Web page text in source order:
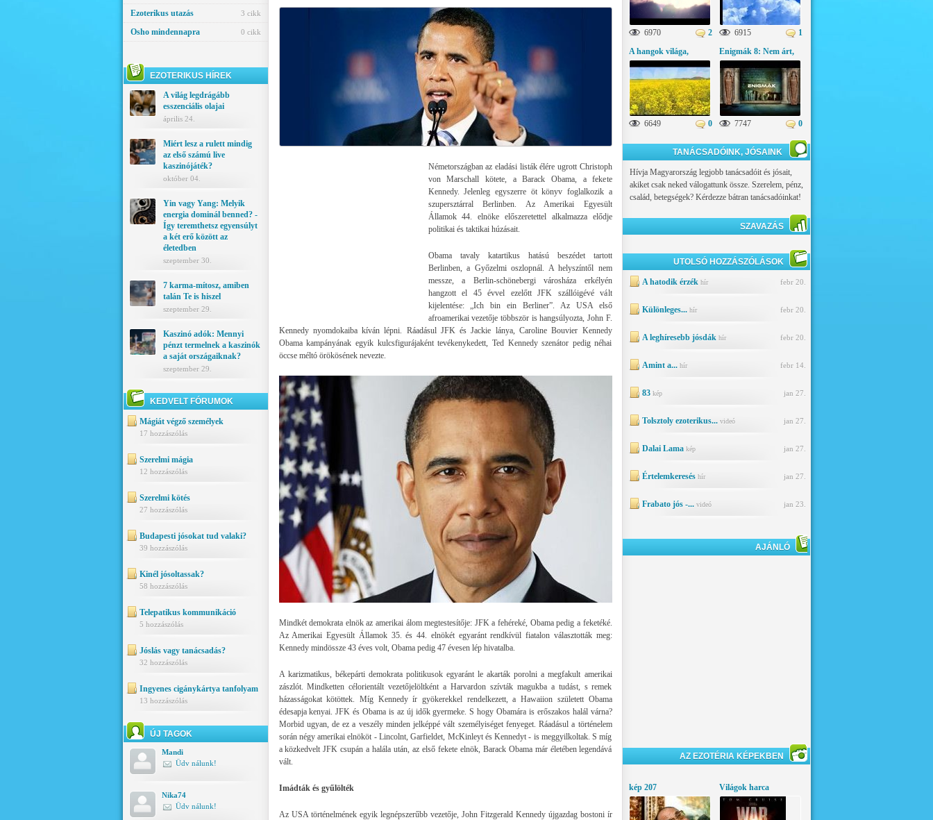
Ezoterikus utazás 3 cikk
Osho mindennapra 0 cikk
EZOTERIKUS HÍREK
A világ legdrágább
esszenciális olajai
április 24.
Miért lesz a rulett mindig
az első számú live
kaszinójáték?
október 04.
Yin vagy Yang: Melyik
energia dominál benned? -
Így teremthetsz egyensúlyt
a két erő között az
életedben
szeptember 30.
7 karma-mítosz, amiben
talán Te is hiszel
szeptember 29.
Kaszinó adók: Mennyi
pénzt termelnek a kaszinók
a saját országaiknak?
szeptember 29.
KEDVELT FÓRUMOK
Mágiát végző személyek
17 hozzászólás
Szerelmi mágia
12 hozzászólás
Szerelmi kötés
27 hozzászólás
Budapesti jósokat tud valaki?
39 hozzászólás
Kinél jósoltassak?
58 hozzászólás
Telepatikus kommunikáció
5 hozzászólás
Jóslás vagy tanácsadás?
32 hozzászólás
Ingyenes cigánykártya tanfolyam
13 hozzászólás
ÚJ TAGOK
Mandi
Üdv nálunk!
Nika74
Üdv nálunk!
Németországban az eladási listák élére ugrott Christoph
von Marschall kötete, a Barack Obama, a fekete
Kennedy. Jelenleg egyszerre öt könyv foglalkozik a
szupersztárral Berlinben. Az Amerikai Egyesült
Államok 44. elnöke előszeretettel alkalmazza elődje
politikai és taktikai húzásait.
Obama tavaly katartikus hatású beszédet tartott
Berlinben, a Győzelmi oszlopnál. A helyszíntől nem
messze, a Berlin-schönebergi városháza erkélyén
hangzott el 45 évvel ezelőtt JFK szállóigévé vált
kijelentése: „Ich bin ein Berliner”. Az USA első
afroamerikai vezetője többször is hangsúlyozta, John F.
Kennedy nyomdokaiba kíván lépni. Ráadásul JFK és Jackie lánya, Caroline Bouvier Kennedy
Obama kampányának egyik kulcsfigurájaként tevékenykedett, Ted Kennedy szenátor pedig néhai
öccse méltó örökösének nevezte.
Mindkét demokrata elnök az amerikai álom megtestesítője: JFK a fehéreké, Obama pedig a feketéké.
Az Amerikai Egyesült Államok 35. és 44. elnökét egyaránt rendkívül fiatalon választották meg:
Kennedy mindössze 43 éves volt, Obama pedig 47 évesen lép hivatalba.
A karizmatikus, békepárti demokrata politikusok egyaránt le akarták porolni a megfakult amerikai
zászlót. Mindketten célorientált vezetőjelöltként a Harvardon szívták magukba a tudást, s remek
házasságokat kötöttek. Míg Kennedy ír gyökerekkel rendelkezett, a Hawaiion született Obama
édesapja kenyai. JFK és Obama is az új idők gyermeke. S hogy Obamára is erőszakos halál várna?
Morbid ugyan, de ez a veszély minden jelképpé vált személyiséget fenyeget. Ráadásul a történelem
során négy amerikai elnököt - Lincolnt, Garfieldet, McKinleyt és Kennedyt - is meggyilkoltak. S míg
a közkedvelt JFK csupán a halála után, az első fekete elnök, Barack Obama már életében legendává
vált.
Imádták és gyűlölték
Az USA történelmének egyik legnépszerűbb vezetője, John Fitzgerald Kennedy újgazdag bostoni ír
6970 2 6915
1
A hangok világa,
ezoterikus látványfilm
6649 0
Enigmák 8: Nem árt,
ha tudod!
7747 0
TANÁCSADÓINK, JÓSAINK
Hívja Magyarország legjobb tanácsadóit és jósait,
akiket csak neked válogattunk össze. Szerelem, pénz,
család, betegségek? Kérdezze bátran tanácsadóinkat!
SZAVAZÁS
UTOLSÓ HOZZÁSZÓLÁSOK
A hatodik érzék hír febr 20.
Különleges... hír febr 20.
A leghíresebb jósdák hír febr 20.
Amint a... hír febr 14.
83 kép jan 27.
Tolsztoly ezoterikus... videó jan 27.
Dalai Lama kép jan 27.
Értelemkeresés hír jan 27.
Frabato jós -... videó jan 23.
AJÁNLÓ
AZ EZOTÉRIA KÉPEKBEN
kép 207 Világok harca